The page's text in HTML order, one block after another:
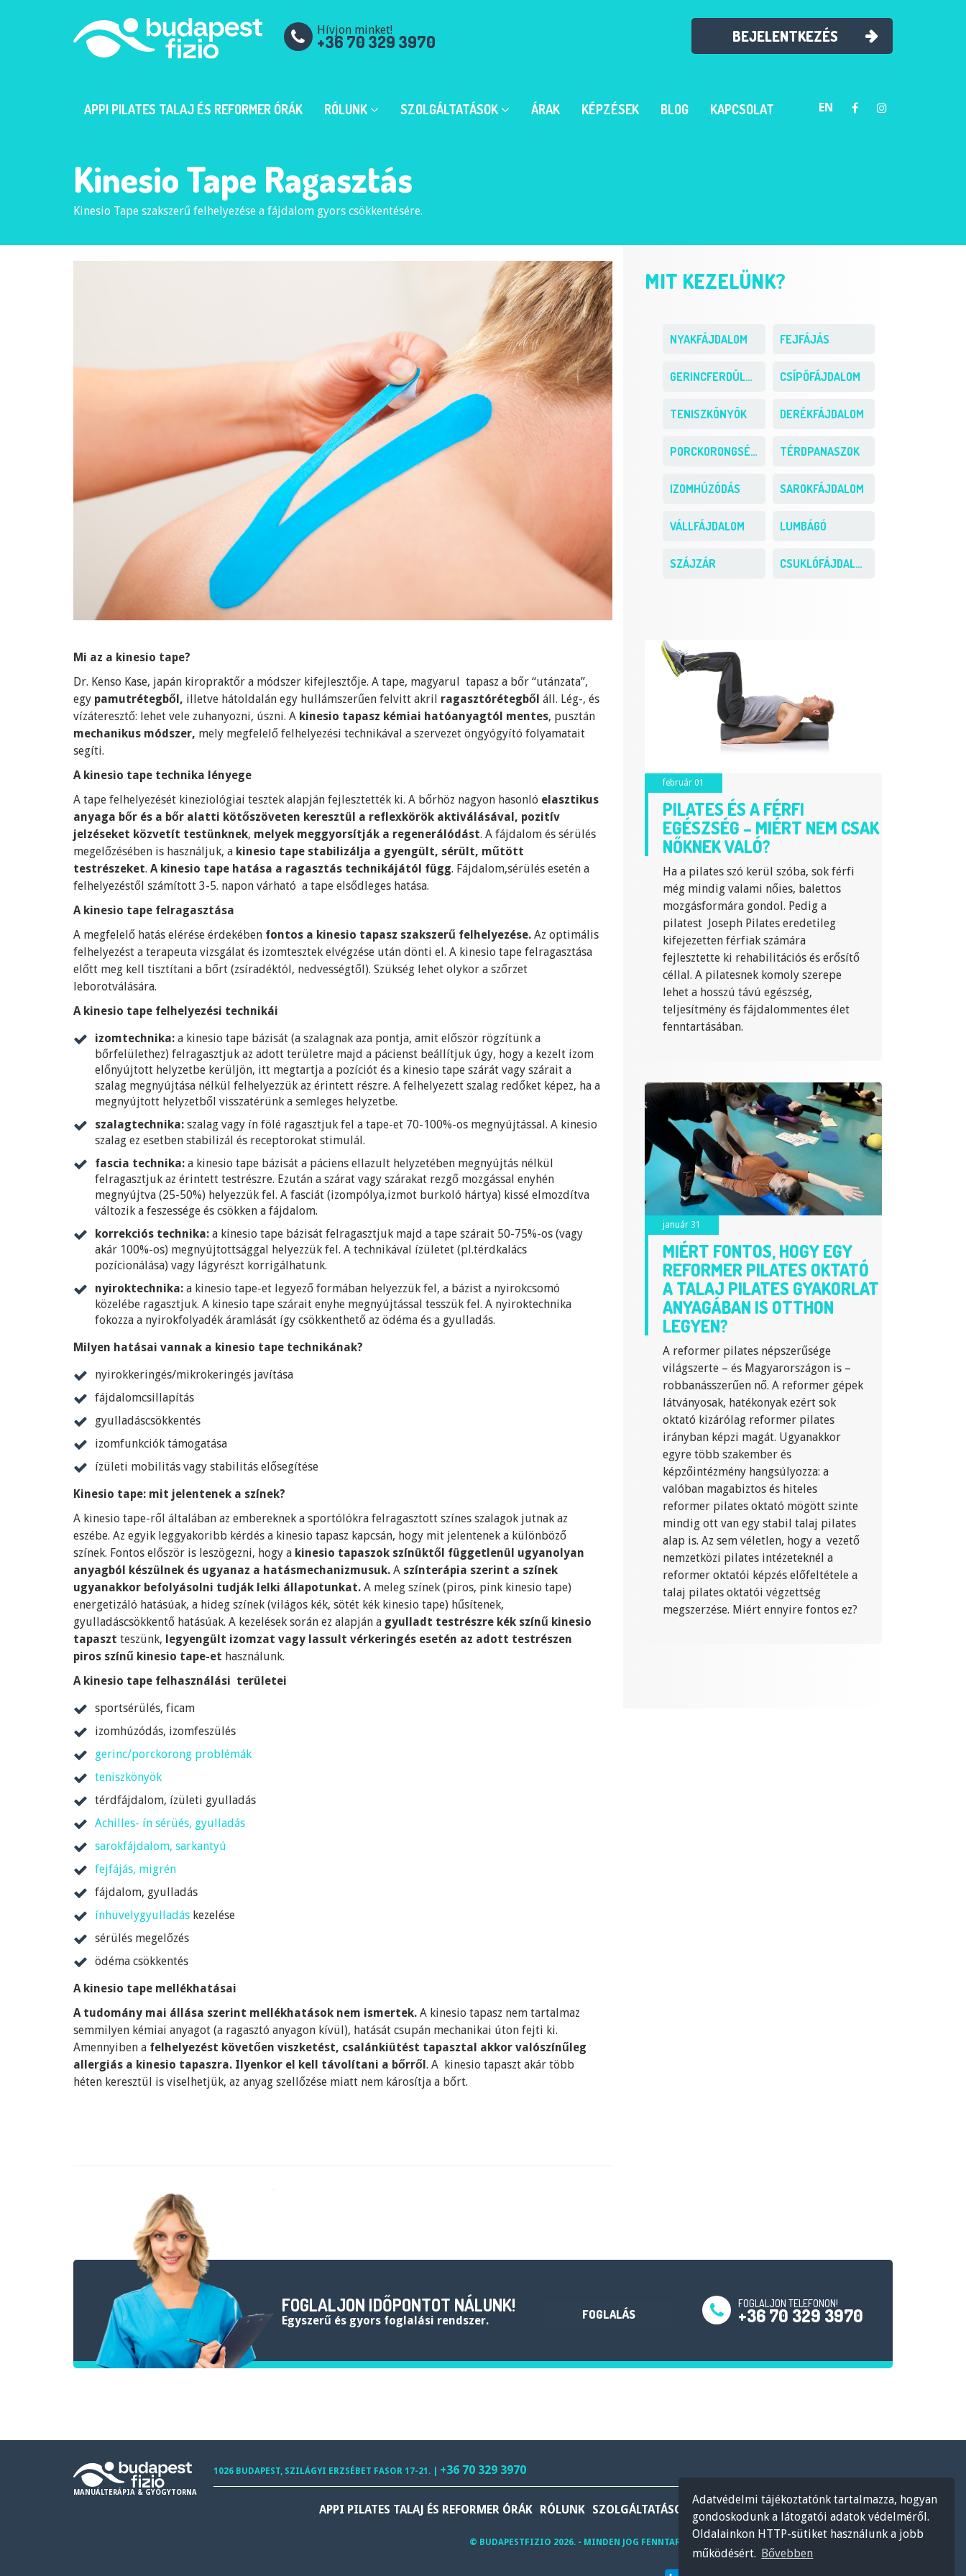
Adatvédelmi tájékoztatónk tartalmazza, hogyan
gondoskodunk a látogatói adatok védelméről.
Oldalainkon HTTP-sütiket használunk a jobb
működésért. Bővebben
Hívjon minket!
+36 70 329 3970 BEJELENTKEZÉS
APPI PILATES TALAJ ÉS REFORMER ÓRÁK RÓLUNK SZOLGÁLTATÁSOK ÁRAK KÉPZÉSEK BLOG KAPCSOLAT EN
Kinesio Tape Ragasztás
Kinesio Tape szakszerű felhelyezése a fájdalom gyors csökkentésére.
Mi az a kinesio tape?
Dr. Kenso Kase, japán kiropraktőr a módszer kifejlesztője. A tape, magyarul tapasz a bőr “utánzata”,
egy pamutrétegből, illetve hátoldalán egy hullámszerűen felvitt akril ragasztórétegből áll. Lég-, és
vízáteresztő: lehet vele zuhanyozni, úszni. A kinesio tapasz kémiai hatóanyagtól mentes, pusztán
mechanikus módszer, mely megfelelő felhelyezési technikával a szervezet öngyógyító folyamatait
segíti.
A kinesio tape technika lényege
A tape felhelyezését kineziológiai tesztek alapján fejlesztették ki. A bőrhöz nagyon hasonló elasztikus
anyaga bőr és a bőr alatti kötőszöveten keresztül a reflexkörök aktiválásával, pozitív
jelzéseket közvetít testünknek, melyek meggyorsítják a regenerálódást. A fájdalom és sérülés
megelőzésében is használjuk, a kinesio tape stabilizálja a gyengült, sérült, műtött
testrészeket. A kinesio tape hatása a ragasztás technikájától függ. Fájdalom,sérülés esetén a
felhelyezéstől számított 3-5. napon várható a tape elsődleges hatása.
A kinesio tape felragasztása
A megfelelő hatás elérése érdekében fontos a kinesio tapasz szakszerű felhelyezése. Az optimális
felhelyezést a terapeuta vizsgálat és izomtesztek elvégzése után dönti el. A kinesio tape felragasztása
előtt meg kell tisztítani a bőrt (zsíradéktól, nedvességtől). Szükség lehet olykor a szőrzet
leborotválására.
A kinesio tape felhelyezési technikái
izomtechnika: a kinesio tape bázisát (a szalagnak aza pontja, amit először rögzítünk a
bőrfelülethez) felragasztjuk az adott területre majd a pácienst beállítjuk úgy, hogy a kezelt izom
előnyújtott helyzetbe kerüljön, itt megtartja a pozíciót és a kinesio tape szárát vagy szárait a
szalag megnyújtása nélkül felhelyezzük az érintett részre. A felhelyezett szalag redőket képez, ha a
megnyújtott helyzetből visszatérünk a semleges helyzetbe.
szalagtechnika: szalag vagy ín fölé ragasztjuk fel a tape-et 70-100%-os megnyújtással. A kinesio
szalag ez esetben stabilizál és receptorokat stimulál.
fascia technika: a kinesio tape bázisát a páciens ellazult helyzetében megnyújtás nélkül
felragasztjuk az érintett testrészre. Ezután a szárat vagy szárakat rezgő mozgással enyhén
megnyújtva (25-50%) helyezzük fel. A fasciát (izompólya,izmot burkoló hártya) kissé elmozdítva
változik a feszessége és csökken a fájdalom.
korrekciós technika: a kinesio tape bázisát felragasztjuk majd a tape szárait 50-75%-os (vagy
akár 100%-os) megnyújtottsággal helyezzük fel. A technikával ízületet (pl.térdkalács
pozícionálása) vagy lágyrészt korrigálhatunk.
nyiroktechnika: a kinesio tape-et legyező formában helyezzük fel, a bázist a nyirokcsomó
közelébe ragasztjuk. A kinesio tape szárait enyhe megnyújtással tesszük fel. A nyiroktechnika
fokozza a nyirokfolyadék áramlását így csökkenthető az ödéma és a gyulladás.
Milyen hatásai vannak a kinesio tape technikának?
nyirokkeringés/mikrokeringés javítása
fájdalomcsillapítás
gyulladáscsökkentés
izomfunkciók támogatása
ízületi mobilitás vagy stabilitás elősegítése
Kinesio tape: mit jelentenek a színek?
A kinesio tape-ről általában az embereknek a sportólókra felragasztott színes szalagok jutnak az
eszébe. Az egyik leggyakoribb kérdés a kinesio tapasz kapcsán, hogy mit jelentenek a különböző
színek. Fontos először is leszögezni, hogy a kinesio tapaszok színüktől függetlenül ugyanolyan
anyagból készülnek és ugyanaz a hatásmechanizmusuk. A színterápia szerint a színek
ugyanakkor befolyásolni tudják lelki állapotunkat. A meleg színek (piros, pink kinesio tape)
energetizáló hatásúak, a hideg színek (világos kék, sötét kék kinesio tape) hűsítenek,
gyulladáscsökkentő hatásúak. A kezelések során ez alapján a gyulladt testrészre kék színű kinesio
tapaszt teszünk, legyengült izomzat vagy lassult vérkeringés esetén az adott testrészen
piros színű kinesio tape-et használunk.
A kinesio tape felhasználási területei
sportsérülés, ficam
izomhúzódás, izomfeszülés
gerinc/porckorong problémák
teniszkönyök
térdfájdalom, ízületi gyulladás
Achilles- ín sérüés, gyulladás
sarokfájdalom, sarkantyú
fejfájás, migrén
fájdalom, gyulladás
ínhüvelygyulladás kezelése
sérülés megelőzés
ödéma csökkentés
A kinesio tape mellékhatásai
A tudomány mai állása szerint mellékhatások nem ismertek. A kinesio tapasz nem tartalmaz
semmilyen kémiai anyagot (a ragasztó anyagon kívül), hatását csupán mechanikai úton fejti ki.
Amennyiben a felhelyezést követően viszketést, csalánkiütést tapasztal akkor valószínűleg
allergiás a kinesio tapaszra. Ilyenkor el kell távolítani a bőrről . A kinesio tapaszt akár több
héten keresztül is viselhetjük, az anyag szellőzése miatt nem károsítja a bőrt.
MIT KEZELÜNK?
NYAKFÁJDALOM FEJFÁJÁS
GERINCFERDÜLÉS CSÍPŐFÁJDALOM
TENISZKÖNYÖK DERÉKFÁJDALOM
PORCKORONGSÉRV TÉRDPANASZOK
IZOMHÚZÓDÁS SAROKFÁJDALOM
VÁLLFÁJDALOM LUMBÁGÓ
SZÁJZÁR CSUKLÓFÁJDALOM
február 01
PILATES ÉS A FÉRFI
EGÉSZSÉG – MIÉRT NEM CSAK
NŐKNEK VALÓ?
Ha a pilates szó kerül szóba, sok férfi
még mindig valami nőies, balettos
mozgásformára gondol. Pedig a
pilatest Joseph Pilates eredetileg
kifejezetten férfiak számára
fejlesztette ki rehabilitációs és erősítő
céllal. A pilatesnek komoly szerepe
lehet a hosszú távú egészség,
teljesítmény és fájdalommentes élet
fenntartásában.
január 31
MIÉRT FONTOS, HOGY EGY
REFORMER PILATES OKTATÓ
A TALAJ PILATES GYAKORLAT
ANYAGÁBAN IS OTTHON
LEGYEN?
A reformer pilates népszerűsége
világszerte – és Magyarországon is –
robbanásszerűen nő. A reformer gépek
látványosak, hatékonyak ezért sok
oktató kizárólag reformer pilates
irányban képzi magát. Ugyanakkor
egyre több szakember és
képzőintézmény hangsúlyozza: a
valóban magabiztos és hiteles
reformer pilates oktató mögött szinte
mindig ott van egy stabil talaj pilates
alap is. Az sem véletlen, hogy a vezető
nemzetközi pilates intézeteknél a
reformer oktatói képzés előfeltétele a
talaj pilates oktatói végzettség
megszerzése. Miért ennyire fontos ez?
FOGLALJON IDŐPONTOT NÁLUNK!
egyszerű és gyors foglalási rendszer. FOGLALÁS
FOGLALJON TELEFONON!
+36 70 329 3970
MANUÁLTERÁPIA & GYÓGYTORNA
1026 BUDAPEST, SZILÁGYI ERZSÉBET FASOR 17-21. | +36 70 329 3970
APPI PILATES TALAJ ÉS REFORMER ÓRÁK RÓLUNK SZOLGÁLTATÁSOK ÁRAK KÉPZÉSEK BLOG KAPCSOLAT
© BUDAPESTFIZIO 2026. - MINDEN JOG FENNTARTVA. ADATKEZELÉSI TÁJÉKOZTATÓ ÁSZF